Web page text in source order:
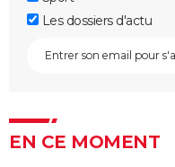
Les dossiers d'actu
EN CE MOMENT